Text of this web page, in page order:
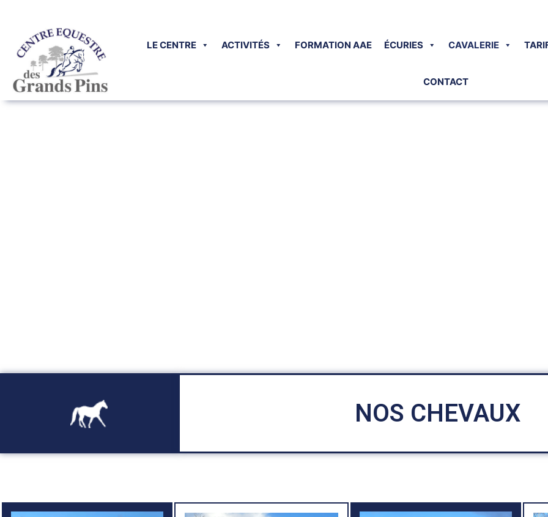
LE CENTRE ACTIVITÉS FORMATION AAE ÉCURIES CAVALERIE
CONTACT
NOS CHEVAUX